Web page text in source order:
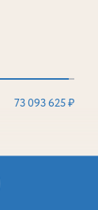
73 093 625 ₽